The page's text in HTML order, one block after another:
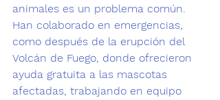
animales es un problema común.
Han colaborado en emergencias,
como después de la erupción del
Volcán de Fuego, donde ofrecieron
ayuda gratuita a las mascotas
afectadas, trabajando en equipo